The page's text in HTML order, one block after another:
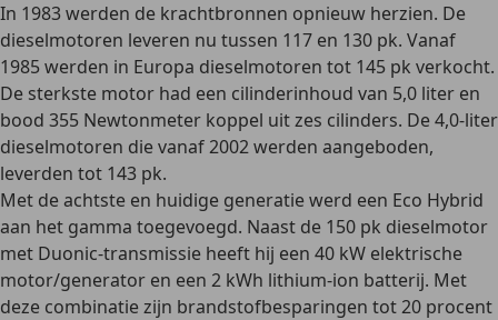
In 1983 werden de krachtbronnen opnieuw herzien. De
dieselmotoren leveren nu tussen 117 en 130 pk. Vanaf
1985 werden in Europa dieselmotoren tot 145 pk verkocht.
De sterkste motor had een cilinderinhoud van 5,0 liter en
bood 355 Newtonmeter koppel uit zes cilinders. De 4,0-liter
dieselmotoren die vanaf 2002 werden aangeboden,
leverden tot 143 pk.
Met deachtste en huidige generatie werd een Eco Hybrid
aan het gamma toegevoegd. Naast de 150 pk dieselmotor
met Duonic-transmissie heeft hij een 40 kW elektrische
motor/generator en een 2 kWh lithium-ion batterij. Met
deze combinatie zijn brandstofbesparingen tot 20 procent